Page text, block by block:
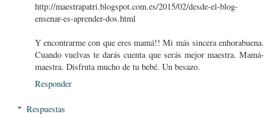
http://maestrapatri.blogspot.com.es/2015/02/desde-el-blog-
ensenar-es-aprender-dos.html
Y encontrarme con que eres mamá!! Mi más sincera enhorabuena.
Cuando vuelvas te darás cuenta que serás mejor maestra. Mamá-
maestra. Disfruta mucho de tu bebé. Un besazo.
Responder
Respuestas